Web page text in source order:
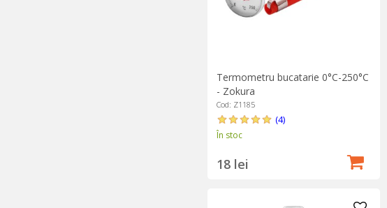
Termometru bucatarie 0°C-250°C
- Zokura
Cod: Z1185
(4)
În stoc
18 lei